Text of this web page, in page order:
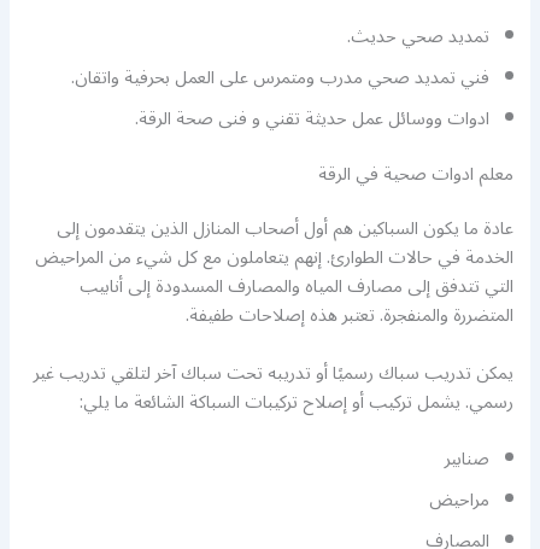
تمديد صحي حديث.
فني تمديد صحي مدرب ومتمرس على العمل بحرفية واتقان.
ادوات ووسائل عمل حديثة تقني و فنى صحة الرقة.
معلم ادوات صحية في الرقة
عادة ما يكون السباكين هم أول أصحاب المنازل الذين يتقدمون إلى
الخدمة في حالات الطوارئ. إنهم يتعاملون مع كل شيء من المراحيض
التي تتدفق إلى مصارف المياه والمصارف المسدودة إلى أنابيب
المتضررة والمنفجرة. تعتبر هذه إصلاحات طفيفة.
يمكن تدريب سباك رسميًا أو تدريبه تحت سباك آخر لتلقي تدريب غير
رسمي. يشمل تركيب أو إصلاح تركيبات السباكة الشائعة ما يلي:
صنابير
مراحيض
المصارف